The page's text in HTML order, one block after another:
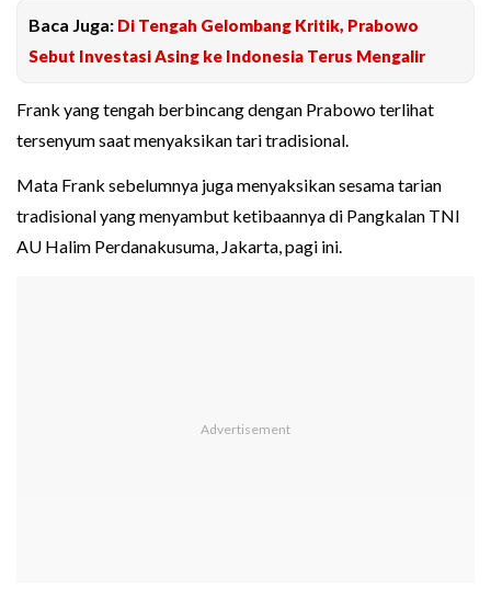
Baca Juga: Di Tengah Gelombang Kritik, Prabowo
Sebut Investasi Asing ke Indonesia Terus Mengalir
Frank yang tengah berbincang dengan Prabowo terlihat
tersenyum saat menyaksikan tari tradisional.
Mata Frank sebelumnya juga menyaksikan sesama tarian
tradisional yang menyambut ketibaannya di Pangkalan TNI
AU Halim Perdanakusuma, Jakarta, pagi ini.